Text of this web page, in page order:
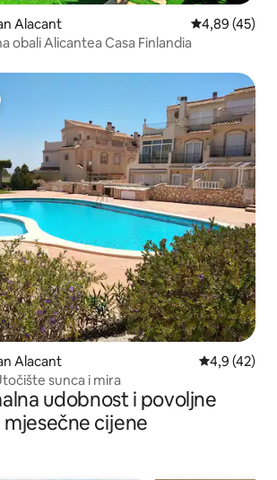
Alacant Prosječna
4,89 (45)
obali Alicantea Casa Finlandia
Alacant Prosječna
4,9 (42)
sunca i mira
udobnost i povoljne
mjesečne cijene